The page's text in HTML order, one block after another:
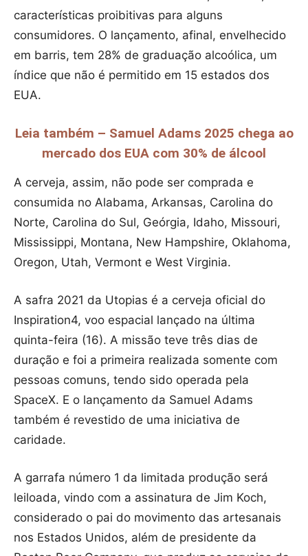
características proibitivas para alguns
consumidores. O lançamento, afinal, envelhecido
em barris, tem 28% de graduação alcoólica, um
índice que não é permitido em 15 estados dos
EUA.
Leia também – Samuel Adams 2025 chega ao
mercado dos EUA com 30% de álcool
A cerveja, assim, não pode ser comprada e
consumida no Alabama, Arkansas, Carolina do
Norte, Carolina do Sul, Geórgia, Idaho, Missouri,
Mississippi, Montana, New Hampshire, Oklahoma,
Oregon, Utah, Vermont e West Virginia.
A safra 2021 da Utopias é a cerveja oficial do
Inspiration4, voo espacial lançado na última
quinta-feira (16). A missão teve três dias de
duração e foi a primeira realizada somente com
pessoas comuns, tendo sido operada pela
SpaceX. E o lançamento da Samuel Adams
também é revestido de uma iniciativa de
caridade.
A garrafa número 1 da limitada produção será
leiloada, vindo com a assinatura de Jim Koch,
considerado o pai do movimento das artesanais
nos Estados Unidos, além de presidente da